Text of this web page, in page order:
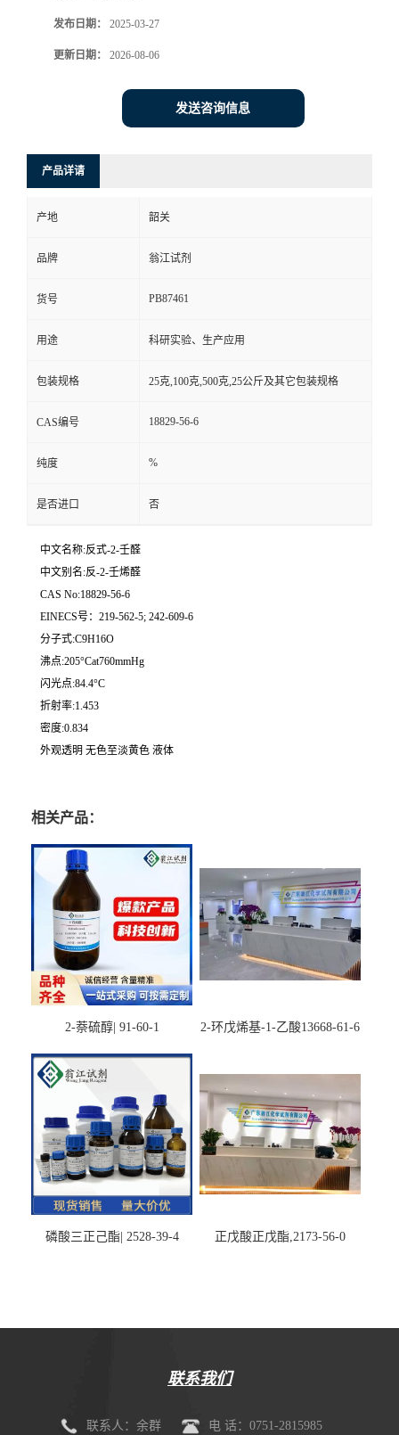
发布日期： 2025-03-27
更新日期： 2026-08-06
发送咨询信息
产品详请
产地 韶关
品牌 翁江试剂
货号 PB87461
用途 科研实验、生产应用
包装规格 25克,100克,500克,25公斤及其它包装规格
CAS编号 18829-56-6
纯度 %
是否进口 否
中文名称:反式-2-壬醛
中文别名:反-2-壬烯醛
CAS No:18829-56-6
EINECS号：219-562-5; 242-609-6
分子式:C9H16O
沸点:205°Cat760mmHg
闪光点:84.4°C
折射率:1.453
密度:0.834
外观透明 无色至淡黄色 液体
相关产品：
2-萘硫醇| 91-60-1 2-环戊烯基-1-乙酸13668-61-6
磷酸三正己酯| 2528-39-4 正戊酸正戊酯,2173-56-0
联系我们
联系人：余群 电 话：0751-2815985